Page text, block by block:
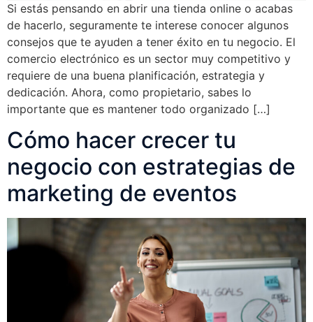
Si estás pensando en abrir una tienda online o acabas
de hacerlo, seguramente te interese conocer algunos
consejos que te ayuden a tener éxito en tu negocio. El
comercio electrónico es un sector muy competitivo y
requiere de una buena planificación, estrategia y
dedicación. Ahora, como propietario, sabes lo
importante que es mantener todo organizado […]
Cómo hacer crecer tu
negocio con estrategias de
marketing de eventos